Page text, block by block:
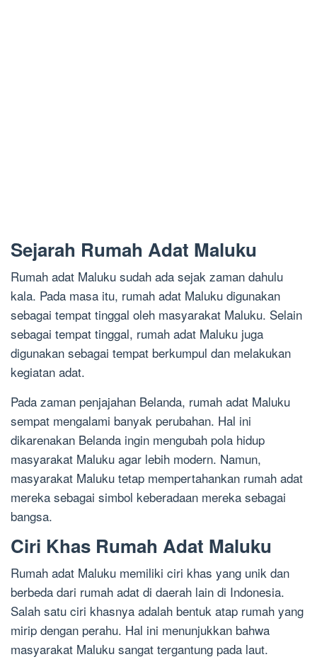
Sejarah Rumah Adat Maluku
Rumah adat Maluku sudah ada sejak zaman dahulu
kala. Pada masa itu, rumah adat Maluku digunakan
sebagai tempat tinggal oleh masyarakat Maluku. Selain
sebagai tempat tinggal, rumah adat Maluku juga
digunakan sebagai tempat berkumpul dan melakukan
kegiatan adat.
Pada zaman penjajahan Belanda, rumah adat Maluku
sempat mengalami banyak perubahan. Hal ini
dikarenakan Belanda ingin mengubah pola hidup
masyarakat Maluku agar lebih modern. Namun,
masyarakat Maluku tetap mempertahankan rumah adat
mereka sebagai simbol keberadaan mereka sebagai
bangsa.
Ciri Khas Rumah Adat Maluku
Rumah adat Maluku memiliki ciri khas yang unik dan
berbeda dari rumah adat di daerah lain di Indonesia.
Salah satu ciri khasnya adalah bentuk atap rumah yang
mirip dengan perahu. Hal ini menunjukkan bahwa
masyarakat Maluku sangat tergantung pada laut.